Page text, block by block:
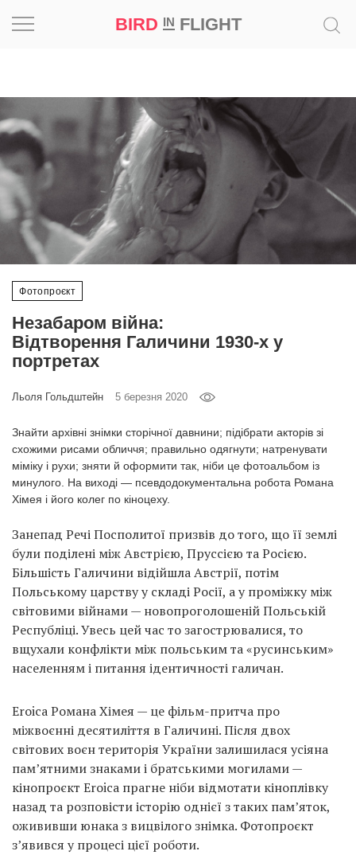
BIRD INFLIGHT
EN
RU
Фотопроєкт
Незабаром війна:
Відтворення Галичини 1930-х у
портретах
Льоля Гольдштейн 5 березня 2020
Знайти архівні знімки сторічної давнини; підібрати акторів зі
схожими рисами обличчя; правильно одягнути; натренувати
міміку і рухи; зняти й оформити так, ніби це фотоальбом із
минулого. На виході — псевдодокументальна робота Романа
Хімея і його колег по кіноцеху.
Занепад Речі Посполитої призвів до того, що її землі
були поділені між Австрією, Пруссією та Росією.
Більшість Галичини відійшла Австрії, потім
Польському царству у складі Росії, а у проміжку між
світовими війнами — новопроголошеній Польській
Республіці. Увесь цей час то загострювалися, то
вщухали конфлікти між польським та «русинським»
населенням і питання ідентичності галичан.
Eroica Романа Хімея — це фільм-притча про
міжвоєнні десятиліття в Галичині. Після двох
світових воєн територія України залишилася усіяна
пам’ятними знаками і братськими могилами —
кінопроєкт Eroica прагне ніби відмотати кіноплівку
назад та розповісти історію однієї з таких пам’яток,
ожививши юнака з вицвілого знімка. Фотопроєкт
з’явився у процесі цієї роботи.